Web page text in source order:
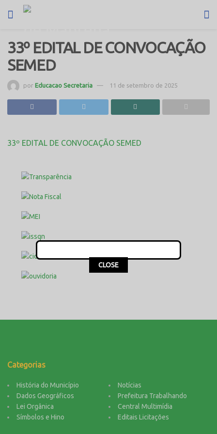
33º EDITAL DE CONVOCAÇÃO
SEMED
por Educacao Secretaria 11 de setembro de 2025
33º EDITAL DE CONVOCAÇÃO SEMED
Categorias
História do Município
Dados Geográficos
Lei Orgânica
Símbolos e Hino
Notícias
Prefeitura Trabalhando
Central Multimídia
Editais Licitações
This popup will close in:
CLOSE